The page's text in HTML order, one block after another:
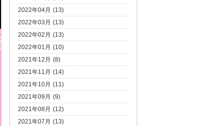
2022年04月 (13)
2022年03月 (13)
2022年02月 (13)
2022年01月 (10)
2021年12月 (8)
2021年11月 (14)
2021年10月 (11)
2021年09月 (9)
2021年08月 (12)
2021年07月 (13)